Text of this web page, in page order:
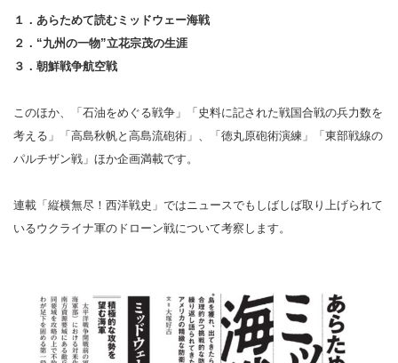
１．あらためて読むミッドウェー海戦
２．“九州の一物”立花宗茂の生涯
３．朝鮮戦争航空戦
このほか、「石油をめぐる戦争」「史料に記された戦国合戦の兵力数を
考える」「高島秋帆と高島流砲術」、「徳丸原砲術演練」「東部戦線の
パルチザン戦」ほか企画満載です。
連載「縦横無尽！西洋戦史」ではニュースでもしばしば取り上げられて
いるウクライナ軍のドローン戦について考察します。